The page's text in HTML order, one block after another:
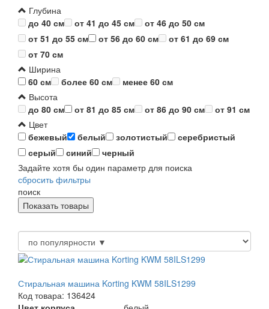
Глубина
до 40 см
от 41 до 45 см
от 46 до 50 см
от 51 до 55 см
от 56 до 60 см
от 61 до 69 см
от 70 см
Ширина
60 см
более 60 см
менее 60 см
Высота
до 80 см
от 81 до 85 см от 86 до 90 см
от 91 см
Цвет
бежевый
белый золотистый
серебристый
серый
синий
черный
Задайте хотя бы один параметр для поиска
сбросить фильтры
поиск
Стиральная машина Korting KWM 58ILS1299
Код товара: 136424